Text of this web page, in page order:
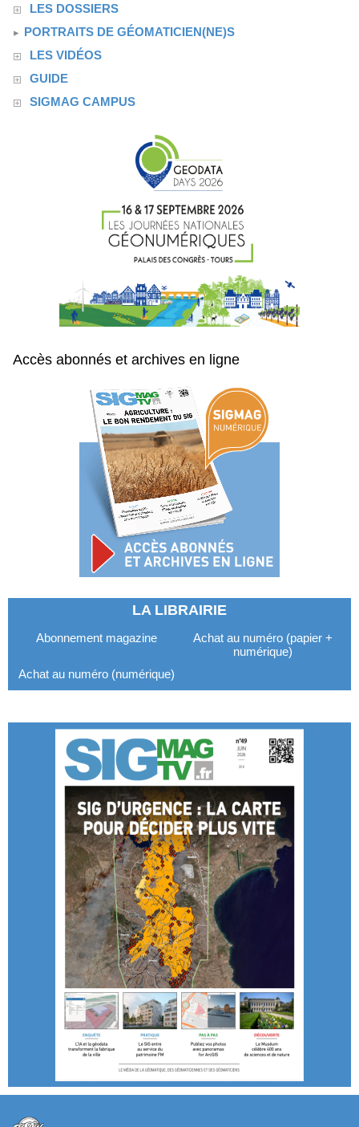
LES DOSSIERS
PORTRAITS DE GÉOMATICIEN(NE)S
LES VIDÉOS
GUIDE
SIGMAG CAMPUS
Accès abonnés et archives en ligne
LA LIBRAIRIE
Abonnement magazine
Achat au numéro (papier +
numérique)
Achat au numéro (numérique)